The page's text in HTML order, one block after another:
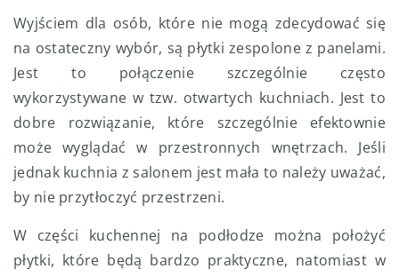
Wyjściem dla osób, które nie mogą zdecydować się
na ostateczny wybór, są płytki zespolone z panelami.
Jest to połączenie szczególnie często
wykorzystywane w tzw. otwartych kuchniach. Jest to
dobre rozwiązanie, które szczególnie efektownie
może wyglądać w przestronnych wnętrzach. Jeśli
jednak kuchnia z salonem jest mała to należy uważać,
by nie przytłoczyć przestrzeni.
W części kuchennej na podłodze można położyć
płytki, które będą bardzo praktyczne, natomiast w